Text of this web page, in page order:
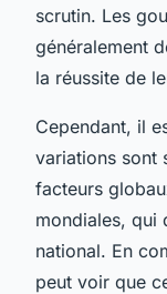
scrutin. Les
généralement
la réussite de
Cependant, il
variations sont
facteurs
mondiales, qui
national. En
peut voir que